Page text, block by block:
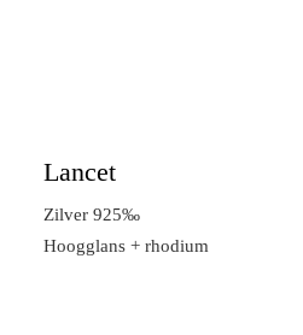
Lancet
Zilver 925‰
Hoogglans + rhodium